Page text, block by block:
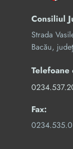
Consiliul
Strada
Bacău,
Telefoane
Fax: